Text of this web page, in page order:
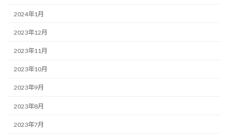
2024年1月
2023年12月
2023年11月
2023年10月
2023年9月
2023年8月
2023年7月